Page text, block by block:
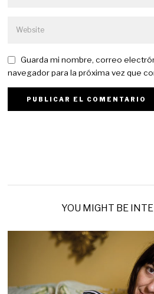
Guarda mi nombre, correo
navegador para la próxima vez que
YOU MIGHT BE